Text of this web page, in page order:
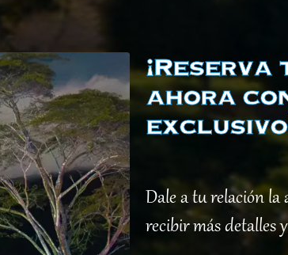
ahora
Dale a tu relación
recibir más detalles